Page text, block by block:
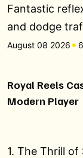
Fantastic
and dodge
August 08 2026
Royal Reels
Modern Player
1. The Thrill